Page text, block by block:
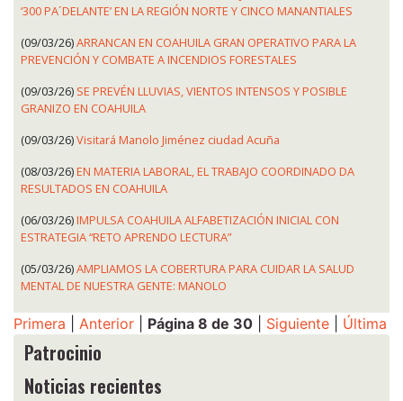
‘300 PA´DELANTE’ EN LA REGIÓN NORTE Y CINCO MANANTIALES
(09/03/26)ARRANCAN EN COAHUILA GRAN OPERATIVO PARA LA
PREVENCIÓN Y COMBATE A INCENDIOS FORESTALES
(09/03/26) SE PREVÉN LLUVIAS, VIENTOS INTENSOS Y POSIBLE
GRANIZO EN COAHUILA
(09/03/26)Visitará Manolo Jiménez ciudad Acuña
(08/03/26)EN MATERIA LABORAL, EL TRABAJO COORDINADO DA
RESULTADOS EN COAHUILA
(06/03/26)IMPULSA COAHUILA ALFABETIZACIÓN INICIAL CON
ESTRATEGIA “RETO APRENDO LECTURA”
(05/03/26)AMPLIAMOS LA COBERTURA PARA CUIDAR LA SALUD
MENTAL DE NUESTRA GENTE: MANOLO
Primera Anterior Página 8 de 30 Siguiente Última
Patrocinio
Noticias recientes